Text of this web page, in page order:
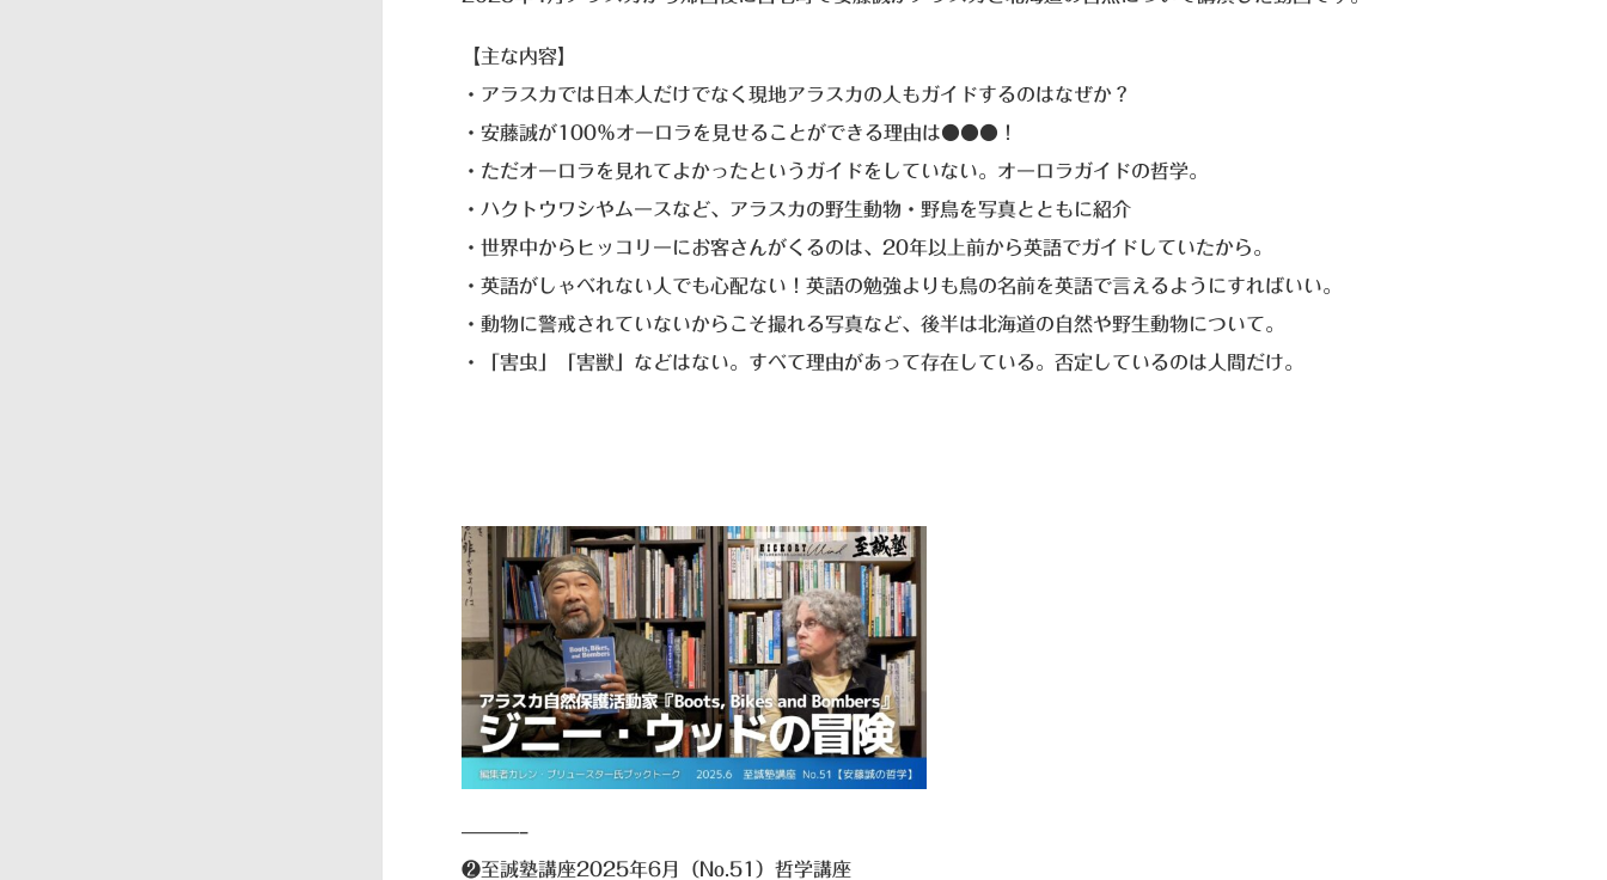
【主な内容】
・アラスカでは日本人だけでなく現地アラスカの人もガイドするのはなぜか？
・安藤誠が100％オーロラを見せることができる理由は●●●！
・ただオーロラを見れてよかったというガイドをしていない。オーロラガイドの哲学。
・ハクトウワシやムースなど、アラスカの野生動物・野鳥を写真とともに紹介
・世界中からヒッコリーにお客さんがくるのは、20年以上前から英語でガイドしていたから。
・英語がしゃべれない人でも心配ない！英語の勉強よりも鳥の名前を英語で言えるようにすればいい。
・動物に警戒されていないからこそ撮れる写真など、後半は北海道の自然や野生動物について。
・「害虫」「害獣」などはない。すべて理由があって存在している。否定しているのは人間だけ。
———–
❷至誠塾講座2025年6月（No.51）哲学講座